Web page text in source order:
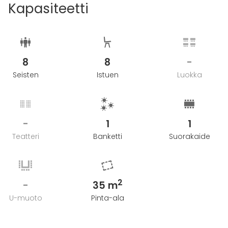
Kapasiteetti
8
Seisten
8
Istuen
-
Luokka
-
Teatteri
1
Banketti
1
Suorakaide
-
U-muoto
35 m2
Pinta-ala